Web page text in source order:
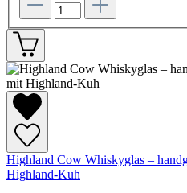
Highland Cow Whiskyglas –
Highland-Kuh